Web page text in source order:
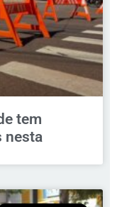
tem
nesta